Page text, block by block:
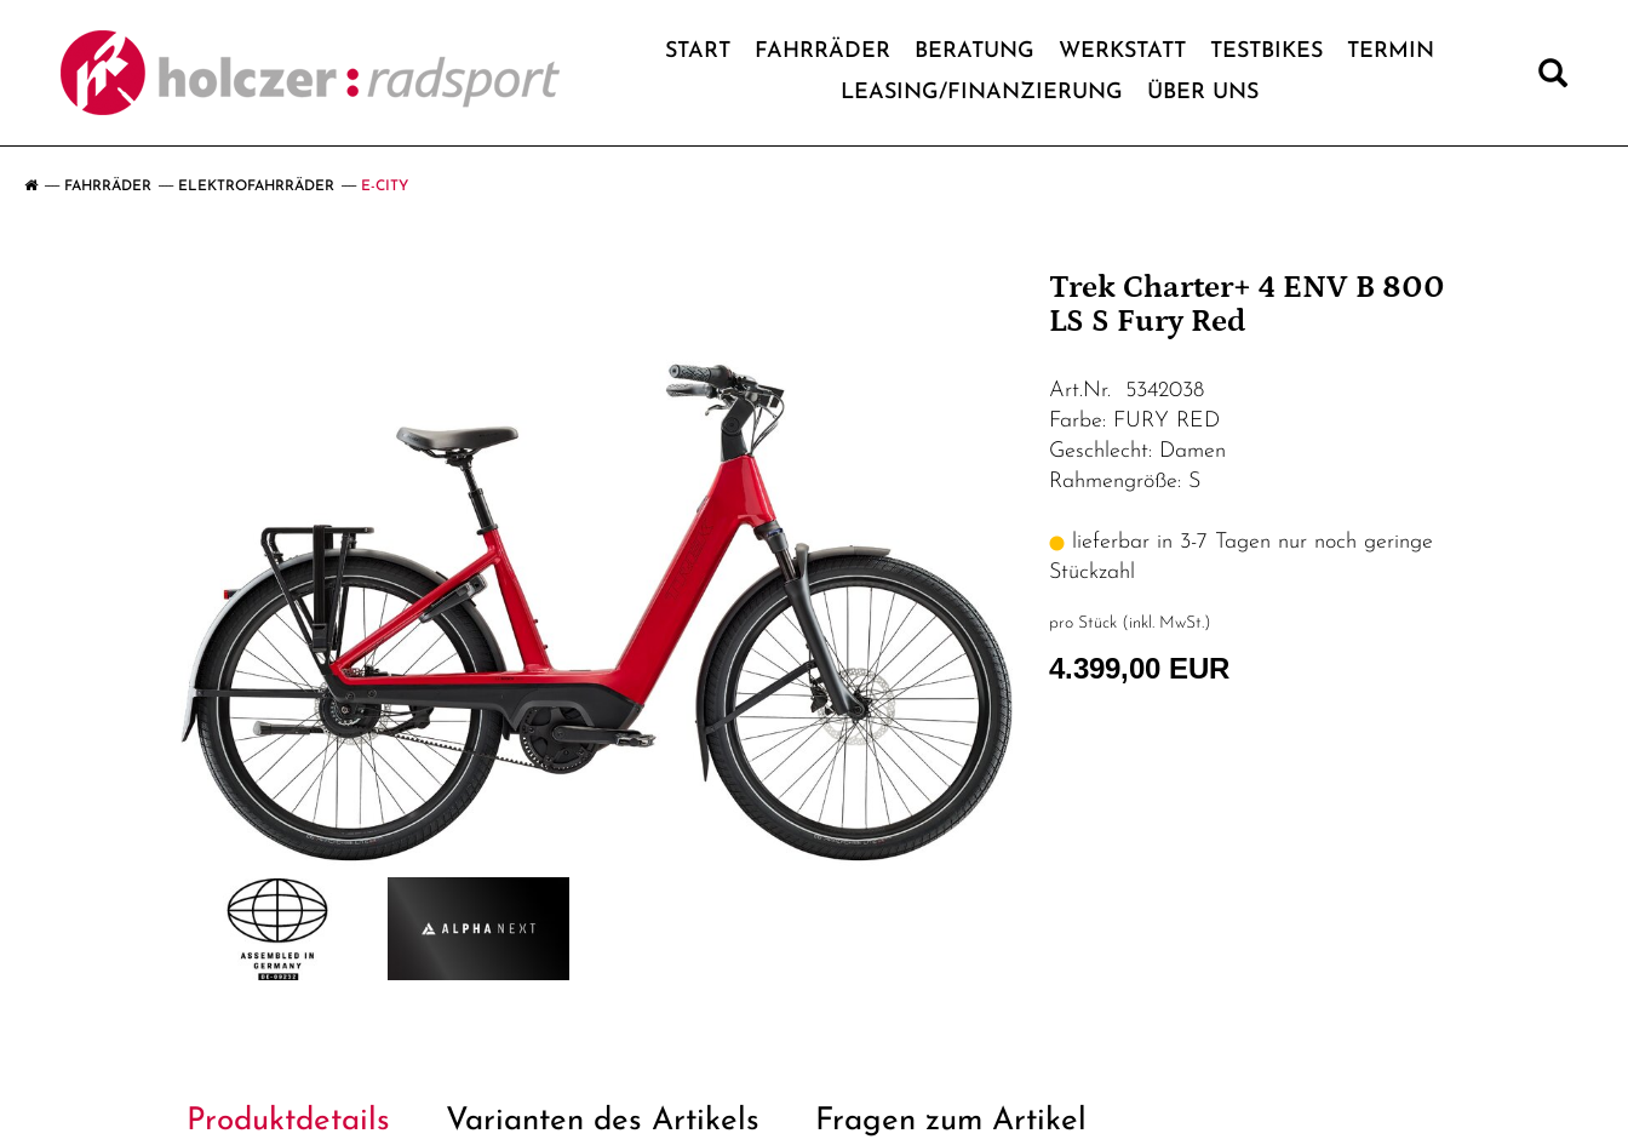
START FAHRRÄDER BERATUNG WERKSTATT TESTBIKES
TERMIN
LEASING/FINANZIERUNG
ÜBER UNS
FAHRRÄDER ELEKTROFAHRRÄDER E-CITY
Trek Charter+ 4 ENV B 800
LS S Fury Red
Art.Nr. 5342038
Farbe: FURY RED
Geschlecht: Damen
Rahmengröße: S
lieferbar in 3-7 Tagen nur noch geringe
Stückzahl
pro Stück (inkl. MwSt.)
4.399,00 EUR
Produktdetails Varianten des Artikels Fragen zum Artikel